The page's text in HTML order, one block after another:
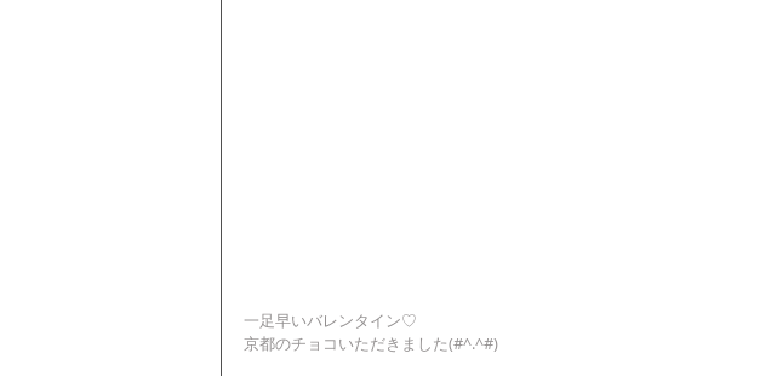
一足早いバレンタイン♡
京都のチョコいただきました(#^.^#)